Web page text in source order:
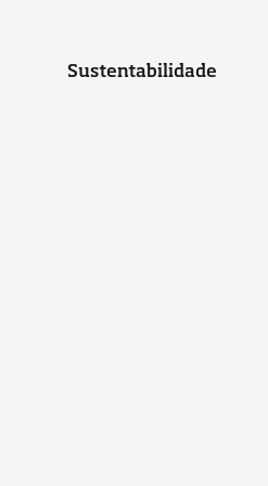
Sustentabilidade